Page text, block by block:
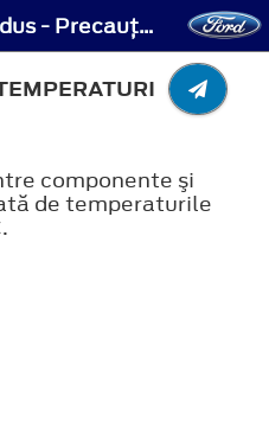
Sfaturi despre condus - Precauţii în caz de temperaturi scăzute
componente şi
de temperaturile